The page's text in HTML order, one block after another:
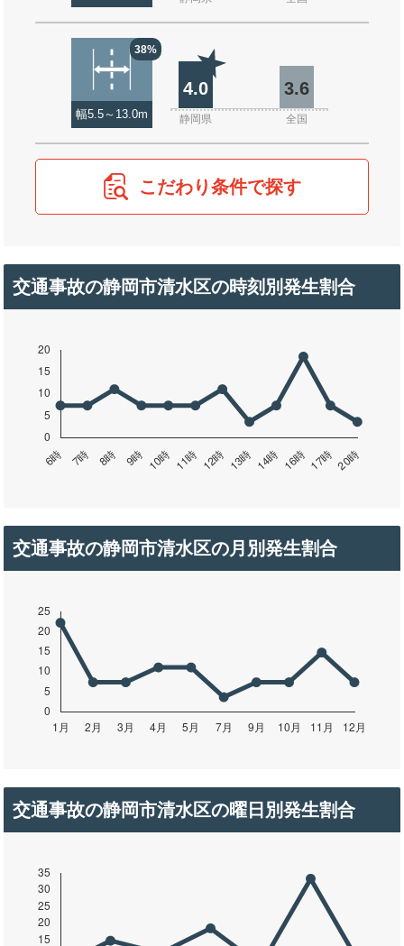
38%
幅5.5～13.0m
4.0 3.6
静岡県 全国
こだわり条件で探す
交通事故の静岡市清水区の時刻別発生割合
交通事故の静岡市清水区の月別発生割合
交通事故の静岡市清水区の曜日別発生割合